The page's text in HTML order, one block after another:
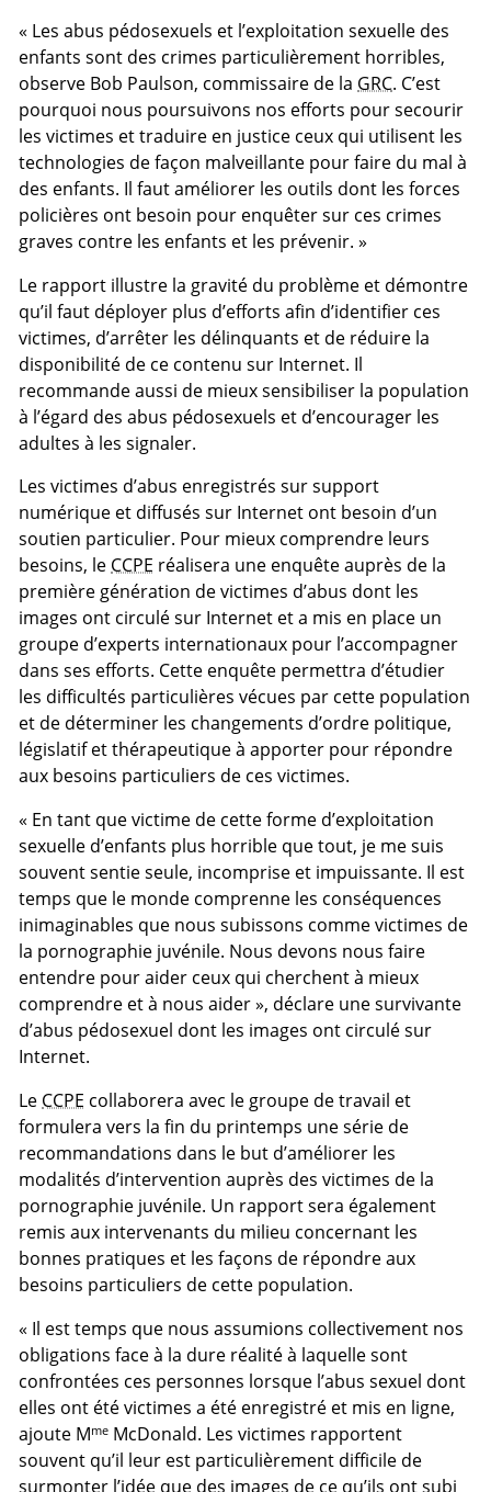
« Les abus pédosexuels et l’exploitation sexuelle des
enfants sont des crimes particulièrement horribles,
observe Bob Paulson, commissaire de la GRC. C’est
pourquoi nous poursuivons nos efforts pour secourir
les victimes et traduire en justice ceux qui utilisent les
technologies de façon malveillante pour faire du mal à
des enfants. Il faut améliorer les outils dont les forces
policières ont besoin pour enquêter sur ces crimes
graves contre les enfants et les prévenir. »
Le rapport illustre la gravité du problème et démontre
qu’il faut déployer plus d’efforts afin d’identifier ces
victimes, d’arrêter les délinquants et de réduire la
disponibilité de ce contenu sur Internet. Il
recommande aussi de mieux sensibiliser la population
à l’égard des abus pédosexuels et d’encourager les
adultes à les signaler.
Les victimes d’abus enregistrés sur support
numérique et diffusés sur Internet ont besoin d’un
soutien particulier. Pour mieux comprendre leurs
besoins, leCCPE réalisera une enquête auprès de la
première génération de victimes d’abus dont les
images ont circulé sur Internet et a mis en place un
groupe d’experts internationaux pour l’accompagner
dans ses efforts. Cette enquête permettra d’étudier
les difficultés particulières vécues par cette population
et de déterminer les changements d’ordre politique,
législatif et thérapeutique à apporter pour répondre
aux besoins particuliers de ces victimes.
« En tant que victime de cette forme d’exploitation
sexuelle d’enfants plus horrible que tout, je me suis
souvent sentie seule, incomprise et impuissante. Il est
temps que le monde comprenne les conséquences
inimaginables que nous subissons comme victimes de
la pornographie juvénile. Nous devons nous faire
entendre pour aider ceux qui cherchent à mieux
comprendre et à nous aider », déclare une survivante
d’abus pédosexuel dont les images ont circulé sur
Internet.
Le CCPE collaborera avec le groupe de travail et
formulera vers la fin du printemps une série de
recommandations dans le but d’améliorer les
modalités d’intervention auprès des victimes de la
pornographie juvénile. Un rapport sera également
remis aux intervenants du milieu concernant les
bonnes pratiques et les façons de répondre aux
besoins particuliers de cette population.
« Il est temps que nous assumions collectivement nos
obligations face à la dure réalité à laquelle sont
confrontées ces personnes lorsque l’abus sexuel dont
elles ont été victimes a été enregistré et mis en ligne,
ajoute Mme McDonald. Les victimes rapportent
souvent qu’il leur est particulièrement difficile de
surmonter l’idée que des images de ce qu’ils ont subi